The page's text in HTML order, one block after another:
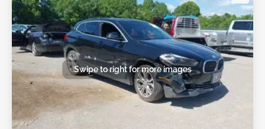
Swipe to right for more images